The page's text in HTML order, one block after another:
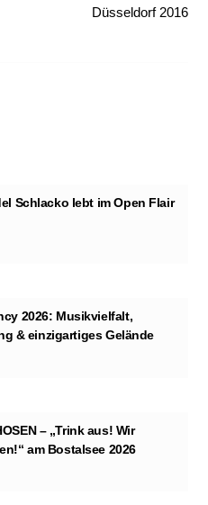
Düsseldorf 2016
Schlacko lebt im Open Flair
2026: Musikvielfalt,
& einzigartiges Gelände
– „Trink aus! Wir
am Bostalsee 2026